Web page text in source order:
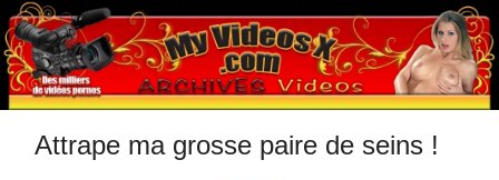
Attrape ma grosse paire de seins !